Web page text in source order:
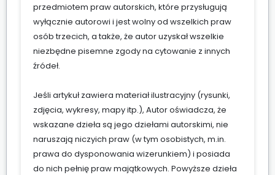
przedmiotem praw autorskich, które przysługują
wyłącznie autorowi i jest wolny od wszelkich praw
osób trzecich, a także, że autor uzyskał wszelkie
niezbędne pisemne zgody na cytowanie z innych
źródeł.
Jeśli artykuł zawiera materiał ilustracyjny (rysunki,
zdjęcia, wykresy, mapy itp.), Autor oświadcza, że
wskazane dzieła są jego dziełami autorskimi, nie
naruszają niczyich praw (w tym osobistych, m.in.
prawa do dysponowania wizerunkiem) i posiada
do nich pełnię praw majątkowych. Powyższe dzieła